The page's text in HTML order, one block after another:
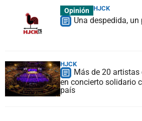
Opinión HJCK
Una despedida, un
HJCK
Más de 20
en concierto solidario
país